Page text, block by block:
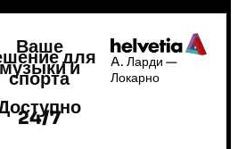
Вашедля
и
спорта
24/7
A. Ларди —
Локарно